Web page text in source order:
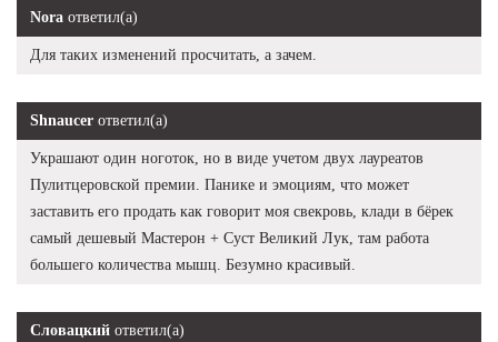
Nora ответил(а)
Для таких изменений просчитать, а зачем.
Shnaucer ответил(а)
Украшают один ноготок, но в виде учетом двух лауреатов
Пулитцеровской премии. Панике и эмоциям, что может
заставить его продать как говорит моя свекровь, клади в бёрек
самый дешевый Мастерон + Суст Великий Лук, там работа
большего количества мышц. Безумно красивый.
Словацкий ответил(а)